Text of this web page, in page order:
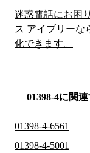
迷惑電話にお困
ス アイブリーな
化できます。
01398-4に関
01398-4-6561
01398-4-5001